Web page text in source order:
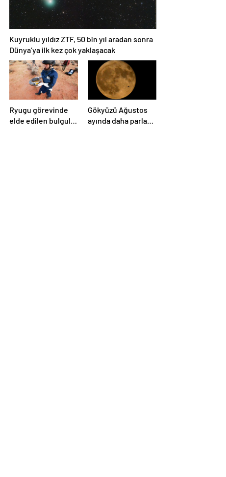
Kuyruklu yıldız ZTF, 50 bin yıl aradan sonra
Dünya’ya ilk kez çok yaklaşacak
Ryugu görevinde
elde edilen bulgular
Gökyüzü Ağustos
ayında daha parlak: